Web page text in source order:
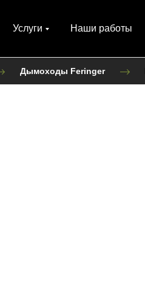
Услуги Наши работы
Дымоходы Feringer